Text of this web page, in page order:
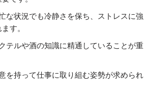
な状況でも冷静さを保ち、ストレスに強
す。
テルや酒の知識に精通していることが重
を持って仕事に取り組む姿勢が求められ